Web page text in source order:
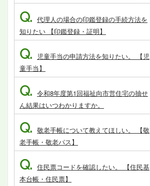
Q. 代理人の場合の印鑑登録の手続方法を
知りたい 【印鑑登録・証明】
Q.
児童手当の申請方法を知りたい。 【児
童手当】
Q. 令和8年度第1回福祉向市営住宅の抽せ
ん結果はいつわかりますか。
Q. 敬老手帳について教えてほしい。 【敬
老手帳・敬老パス】
Q. 住民票コードを確認したい。 【住民基
本台帳・住民票】